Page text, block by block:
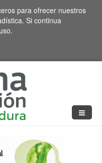
para ofrecer nuestros
Si continua